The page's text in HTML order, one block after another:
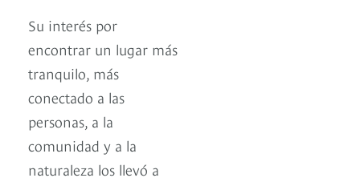
Su interés por
encontrar un lugar más
tranquilo, más
conectado a las
personas, a la
comunidad y a la
naturaleza los llevó a